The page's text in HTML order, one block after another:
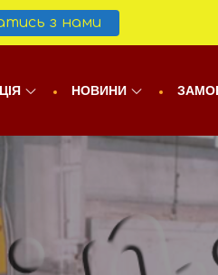
НОВИНИ
з нами